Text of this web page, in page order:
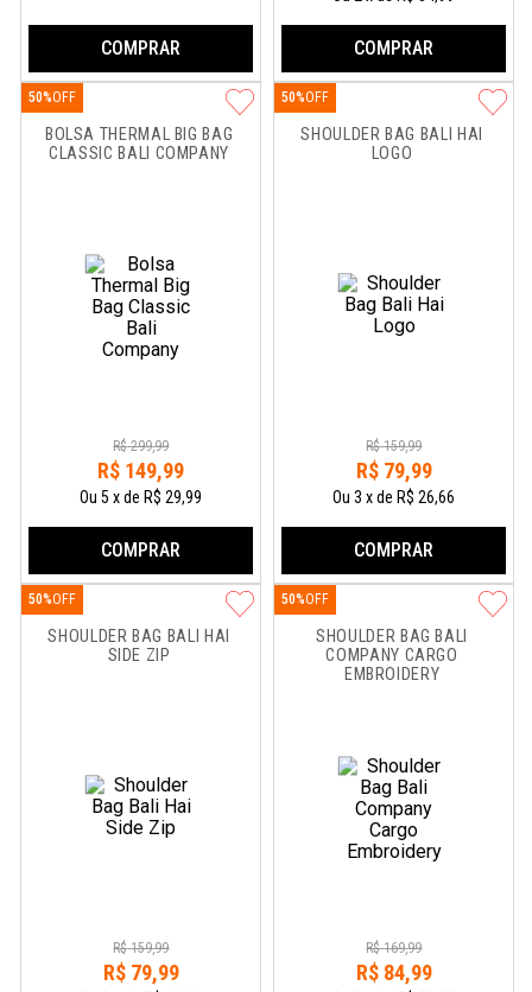
COMPRAR COMPRAR
BOLSA THERMAL BIG BAG
CLASSIC BALI COMPANY
50%
R$ 299,99
R$ 149,99
Ou5 xde R$ 29,99
COMPRAR
SHOULDER BAG BALI HAI
LOGO
50%
R$ 159,99
R$ 79,99
Ou3 xde R$ 26,66
COMPRAR
SHOULDER BAG BALI HAI
SIDE ZIP
50%
R$ 159,99
R$ 79,99
SHOULDER BAG BALI
COMPANY CARGO
EMBROIDERY
50%
R$ 169,99
R$ 84,99